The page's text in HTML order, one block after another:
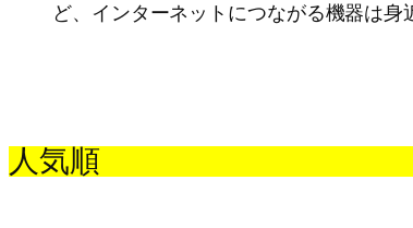
ど、インターネットにつながる機器は
人気順